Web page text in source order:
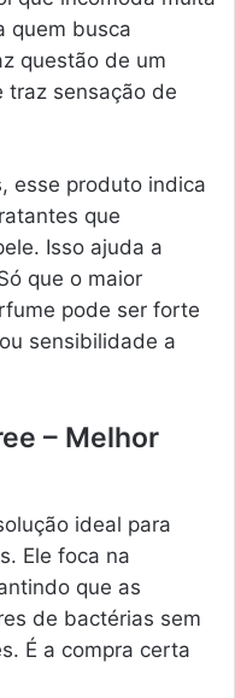
quem busca
questão de um
traz sensação de
esse produto indica
que
Isso ajuda a
que o maior
pode ser forte
sensibilidade a
– Melhor
ideal para
Ele foca na
que as
de bactérias sem
É a compra certa